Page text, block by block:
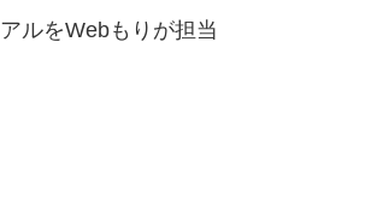
ルをWebもりが担当